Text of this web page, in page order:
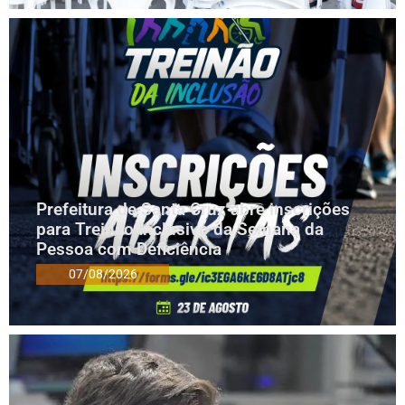
Prefeitura de Santa Cruz abre inscrições
para Treinão Inclusivo da Semana da
Pessoa com Deficiência
07/08/2026